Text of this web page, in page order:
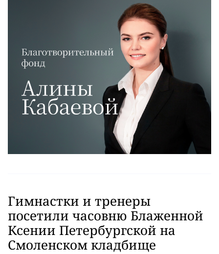
Гимнастки и тренеры
посетили часовню Блаженной
Ксении Петербургской на
Смоленском кладбище